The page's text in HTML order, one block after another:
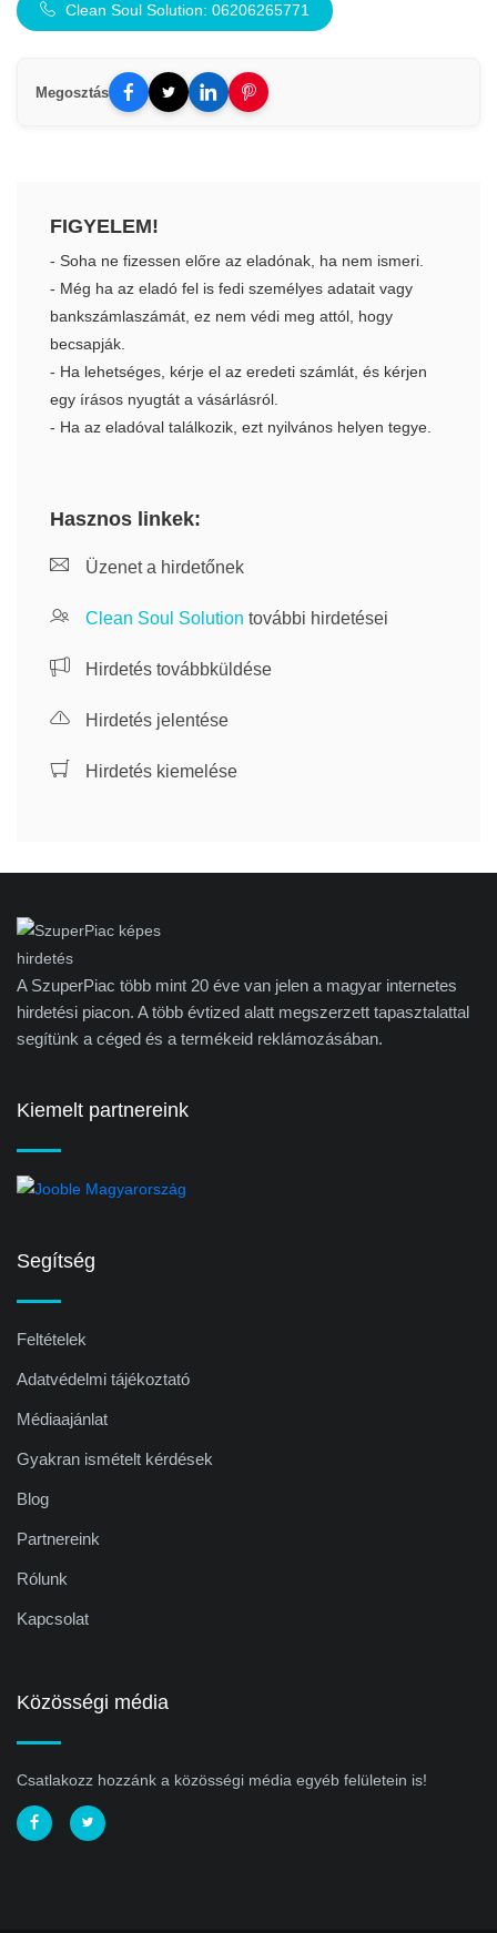
Clean Soul Solution: 06206265771
Megosztás
FIGYELEM!
- Soha ne fizessen előre az eladónak, ha nem ismeri.
- Még ha az eladó fel is fedi személyes adatait vagy
bankszámlaszámát, ez nem védi meg attól, hogy
becsapják.
- Ha lehetséges, kérje el az eredeti számlát, és kérjen
egy írásos nyugtát a vásárlásról.
- Ha az eladóval találkozik, ezt nyilvános helyen tegye.
Hasznos linkek:
Üzenet a hirdetőnek
Clean Soul Solution további hirdetései
Hirdetés továbbküldése
Hirdetés jelentése
Hirdetés kiemelése
A SzuperPiac több mint 20 éve van jelen a magyar internetes
hirdetési piacon. A több évtized alatt megszerzett tapasztalattal
segítünk a céged és a termékeid reklámozásában.
Kiemelt partnereink
Segítség
Feltételek
Adatvédelmi tájékoztató
Médiaajánlat
Gyakran ismételt kérdések
Blog
Partnereink
Rólunk
Kapcsolat
Közösségi média
Csatlakozz hozzánk a közösségi média egyéb felületein is!